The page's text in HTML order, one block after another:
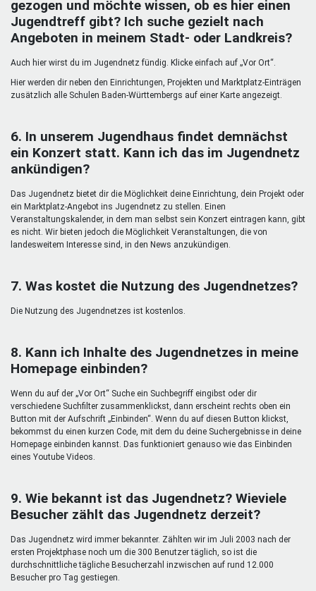
gezogen und möchte wissen, ob es hier einen
Jugendtreff gibt? Ich suche gezielt nach
Angeboten in meinem Stadt- oder Landkreis?
Auch hier wirst du im Jugendnetz fündig. Klicke einfach auf „Vor Ort“.
Hier werden dir neben den Einrichtungen, Projekten und Marktplatz-Einträgen
zusätzlich alle Schulen Baden-Württembergs auf einer Karte angezeigt.
6. In unserem Jugendhaus findet demnächst
ein Konzert statt. Kann ich das im Jugendnetz
ankündigen?
Das Jugendnetz bietet dir die Möglichkeit deine Einrichtung, dein Projekt oder
ein Marktplatz-Angebot ins Jugendnetz zu stellen. Einen
Veranstaltungskalender, in dem man selbst sein Konzert eintragen kann, gibt
es nicht. Wir bieten jedoch die Möglichkeit Veranstaltungen, die von
landesweitem Interesse sind, in den News anzukündigen.
7. Was kostet die Nutzung des Jugendnetzes?
Die Nutzung des Jugendnetzes ist kostenlos.
8. Kann ich Inhalte des Jugendnetzes in meine
Homepage einbinden?
Wenn du auf der „Vor Ort“ Suche ein Suchbegriff eingibst oder dir
verschiedene Suchfilter zusammenklickst, dann erscheint rechts oben ein
Button mit der Aufschrift „Einbinden“. Wenn du auf diesen Button klickst,
bekommst du einen kurzen Code, mit dem du deine Suchergebnisse in deine
Homepage einbinden kannst. Das funktioniert genauso wie das Einbinden
eines Youtube Videos.
9. Wie bekannt ist das Jugendnetz? Wieviele
Besucher zählt das Jugendnetz derzeit?
Das Jugendnetz wird immer bekannter. Zählten wir im Juli 2003 nach der
ersten Projektphase noch um die 300 Benutzer täglich, so ist die
durchschnittliche tägliche Besucherzahl inzwischen auf rund 12.000
Besucher pro Tag gestiegen.